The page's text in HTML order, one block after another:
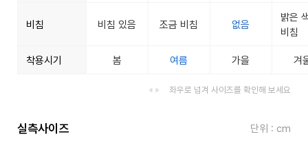
비침 비침 있음 조금 비침 없음
밝은
비침
착용시기 봄 여름 가을 겨
좌우로 넘겨 사이즈를 확인해 보세요
실측사이즈
단위 : cm